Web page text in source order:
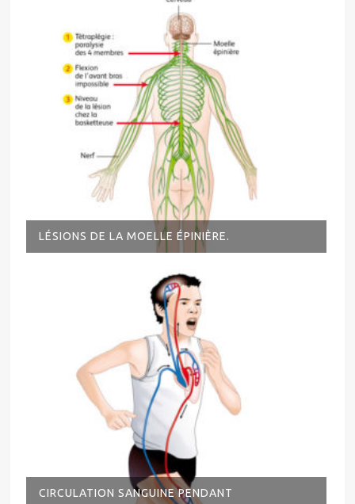
LÉSIONS DE LA MOELLE ÉPINIÈRE.
CIRCULATION SANGUINE PENDANT